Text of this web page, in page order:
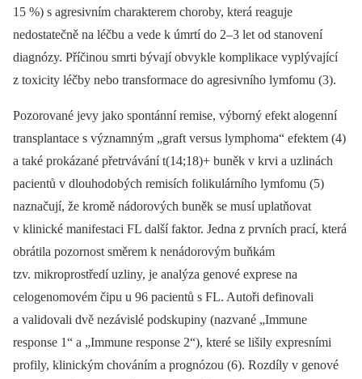
15 %) s agresivním charakterem choroby, která reaguje
nedostatečně na léčbu a vede k úmrtí do 2–3 let od stanovení
diagnózy. Příčinou smrti bývají obvykle komplikace vyplývající
z toxicity léčby nebo transformace do agresivního lymfomu (3).
Pozorované jevy jako spontánní remise, výborný efekt alogenní
transplantace s významným „graft versus lymphoma“ efektem (4)
a také prokázané přetrvávání t(14;18)+ buněk v krvi a uzlinách
pacientů v dlouhodobých remisích folikulárního lymfomu (5)
naznačují, že kromě nádorových buněk se musí uplatňovat
v klinické manifestaci FL další faktor. Jedna z prvních prací, která
obrátila pozornost směrem k nenádorovým buňkám
tzv. mikroprostředí uzliny, je analýza genové exprese na
celogenomovém čipu u 96 pacientů s FL. Autoři definovali
a validovali dvě nezávislé podskupiny (nazvané „Immune
response 1“ a „Immune response 2“), které se lišily expresními
profily, klinickým chováním a prognózou (6). Rozdíly v genové